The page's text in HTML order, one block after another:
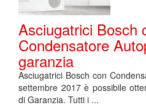
Asciugatrici Bosch
Condensatore
garanzia
Asciugatrici Bosch con
settembre 2017 è possibile
di Garanzia. Tutti i ...